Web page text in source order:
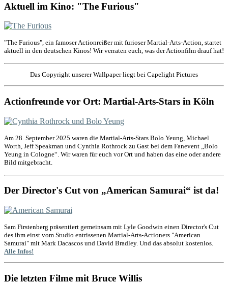
Aktuell im Kino: "The Furious"
"The Furious", ein famoser Actionreißer mit furioser Martial-Arts-Action, startet
aktuell in den deutschen Kinos! Wir verraten euch, was der Actionfilm drauf hat!
Das Copyright unserer Wallpaper liegt bei Capelight Pictures
Actionfreunde vor Ort: Martial-Arts-Stars in Köln
Am 28. September 2025 waren die Martial-Arts-Stars Bolo Yeung, Michael
Worth, Jeff Speakman und Cynthia Rothrock zu Gast bei dem Fanevent „Bolo
Yeung in Cologne“. Wir waren für euch vor Ort und haben das eine oder andere
Bild mitgebracht.
Der Director's Cut von „American Samurai“ ist da!
Sam Firstenberg präsentiert gemeinsam mit Lyle Goodwin einen Director's Cut
des ihm einst vom Studio entrissenen Martial-Arts-Actioners "American
Samurai" mit Mark Dacascos und David Bradley. Und das absolut kostenlos.
Alle Infos!
Die letzten Filme mit Bruce Willis